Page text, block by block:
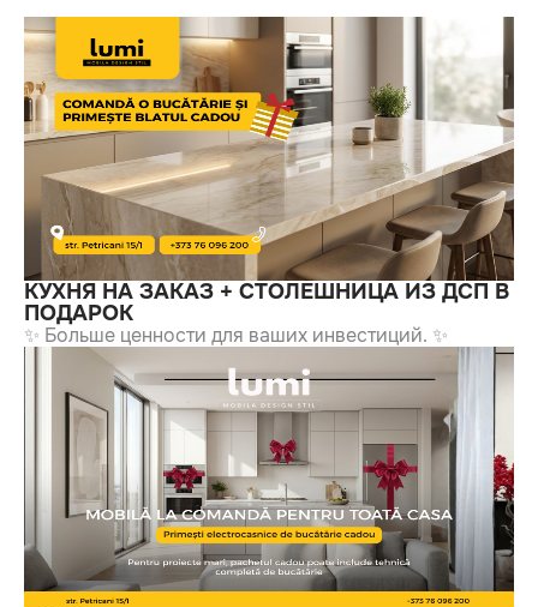
КУХНЯ НА ЗАКАЗ + СТОЛЕШНИЦА ИЗ ДСП В
ПОДАРОК
✨ Больше ценности для ваших инвестиций. ✨